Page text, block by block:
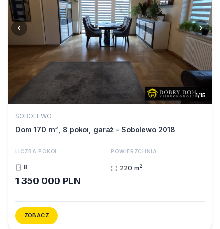
‹ ›
1/15
SOBOLEWO
Dom 170 m², 8 pokoi, garaż – Sobolewo 2018
LICZBA POKOI
8
POWIERZCHNIA
220 m2
1 350 000 PLN
ZOBACZ